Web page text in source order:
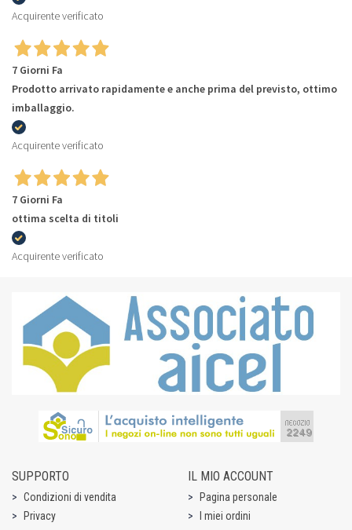
Acquirente verificato
7 Giorni Fa
Prodotto arrivato rapidamente e anche prima del previsto, ottimo
imballaggio.
Acquirente verificato
7 Giorni Fa
ottima scelta di titoli
Acquirente verificato
SUPPORTO
Condizioni di vendita
Privacy
IL MIO ACCOUNT
Pagina personale
I miei ordini